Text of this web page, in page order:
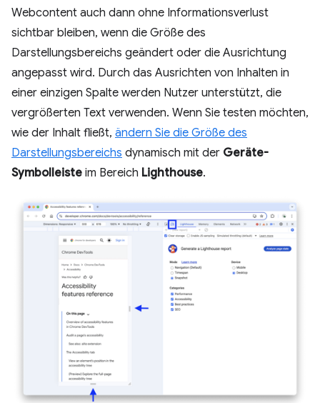
Webcontent auch dann ohne Informationsverlust
sichtbar bleiben, wenn die Größe des
Darstellungsbereichs geändert oder die Ausrichtung
angepasst wird. Durch das Ausrichten von Inhalten in
einer einzigen Spalte werden Nutzer unterstützt, die
vergrößerten Text verwenden. Wenn Sie testen möchten,
wie der Inhalt fließt, ändern Sie die Größe des
Darstellungsbereichs dynamisch mit der Geräte-
Symbolleiste im Bereich Lighthouse.